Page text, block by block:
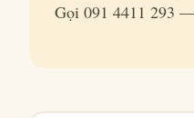
Gọi 091 4411 293